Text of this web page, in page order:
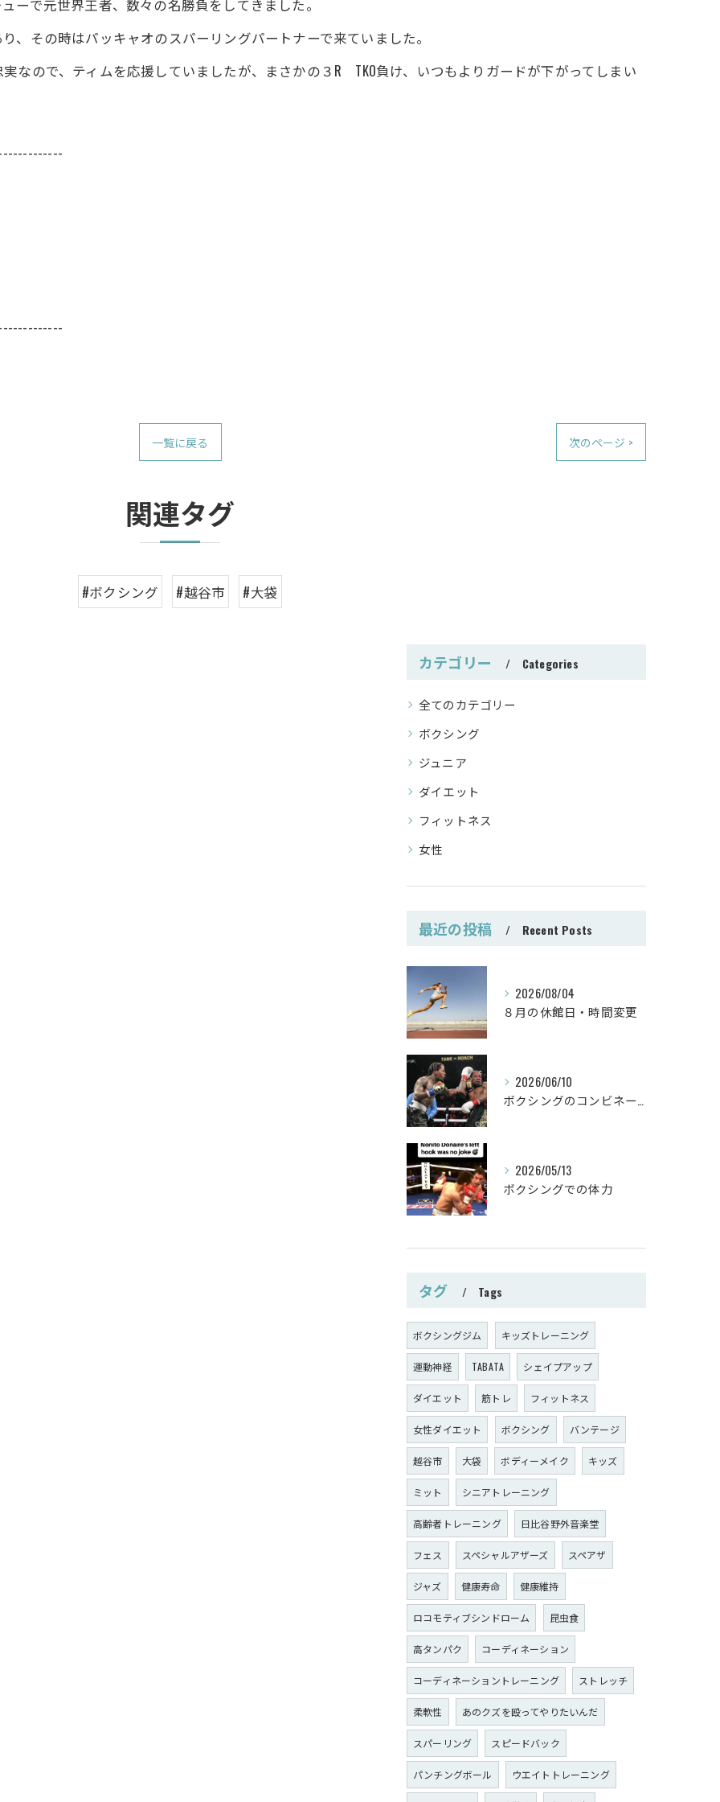
ーで元世界王者、数々の名勝負をしてきました。
、その時はパッキャオのスパーリングパートナーで来ていました。
なので、ティムを応援していましたが、まさかの３R TKO負け、いつもよりガードが下がってしまい
一覧に戻る 次のページ >
関連タグ
#ボクシング #越谷市 #大袋
カテゴリー Categories
全てのカテゴリー
ボクシング
ジュニア
ダイエット
フィットネス
女性
最近の投稿 Recent Posts
2026/08/04
８月の休館日・時間変更
2026/06/10
ボクシングのコンビネーション
2026/05/13
ボクシングでの体力
タグ Tags
ボクシングジム キッズトレーニング
運動神経 TABATA シェイプアップ
ダイエット 筋トレ フィットネス
女性ダイエット ボクシング バンテージ
越谷市 大袋 ボディーメイク キッズ
ミット シニアトレーニング
高齢者トレーニング 日比谷野外音楽堂
フェス スペシャルアザーズ スペアザ
ジャズ 健康寿命 健康維持
ロコモティブシンドローム 昆虫食
高タンパク コーディネーション
コーディネーショントレーニング ストレッチ
柔軟性 あのクズを殴ってやりたいんだ
スパーリング スピードバック
パンチングボール ウエイトトレーニング